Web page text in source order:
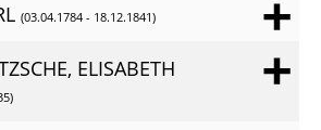
(03.04.1784 - 18.12.1841)
ELISABETH